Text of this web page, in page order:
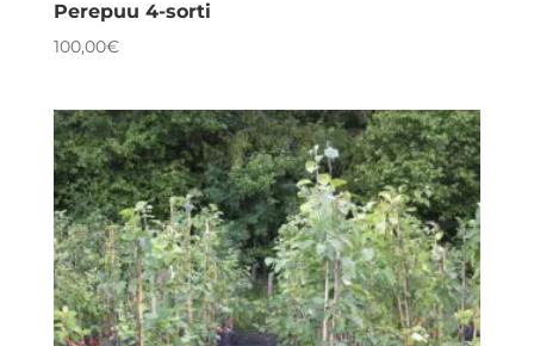
Perepuu 4-sorti
100,00€